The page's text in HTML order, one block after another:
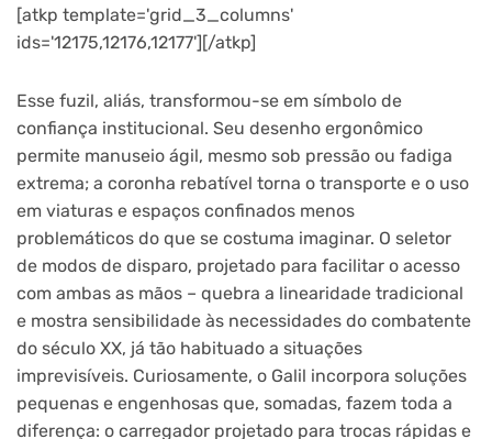
[atkp template='grid_3_columns'
ids='12175,12176,12177'][/atkp]
Esse fuzil, aliás, transformou-se em símbolo de
confiança institucional. Seu desenho ergonômico
permite manuseio ágil, mesmo sob pressão ou fadiga
extrema; a coronha rebatível torna o transporte e o uso
em viaturas e espaços confinados menos
problemáticos do que se costuma imaginar. O seletor
de modos de disparo, projetado para facilitar o acesso
com ambas as mãos – quebra a linearidade tradicional
e mostra sensibilidade às necessidades do combatente
do século XX, já tão habituado a situações
imprevisíveis. Curiosamente, o Galil incorpora soluções
pequenas e engenhosas que, somadas, fazem toda a
diferença: o carregador projetado para trocas rápidas e